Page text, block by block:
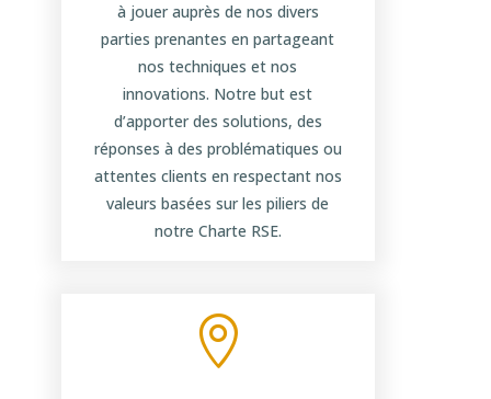
à jouer auprès de nos divers
parties prenantes en partageant
nos techniques et nos
innovations. Notre but est
d’apporter des solutions, des
réponses à des problématiques ou
attentes clients en respectant nos
valeurs basées sur les piliers de
notre Charte RSE.
